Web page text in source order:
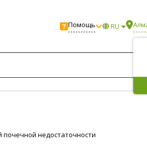
Помощь RU
почечной недостаточности